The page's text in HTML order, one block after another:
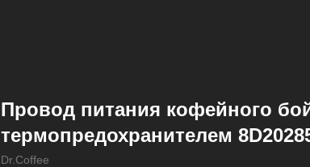
Провод питания кофейного
термопредохранителем
Dr.Coffee